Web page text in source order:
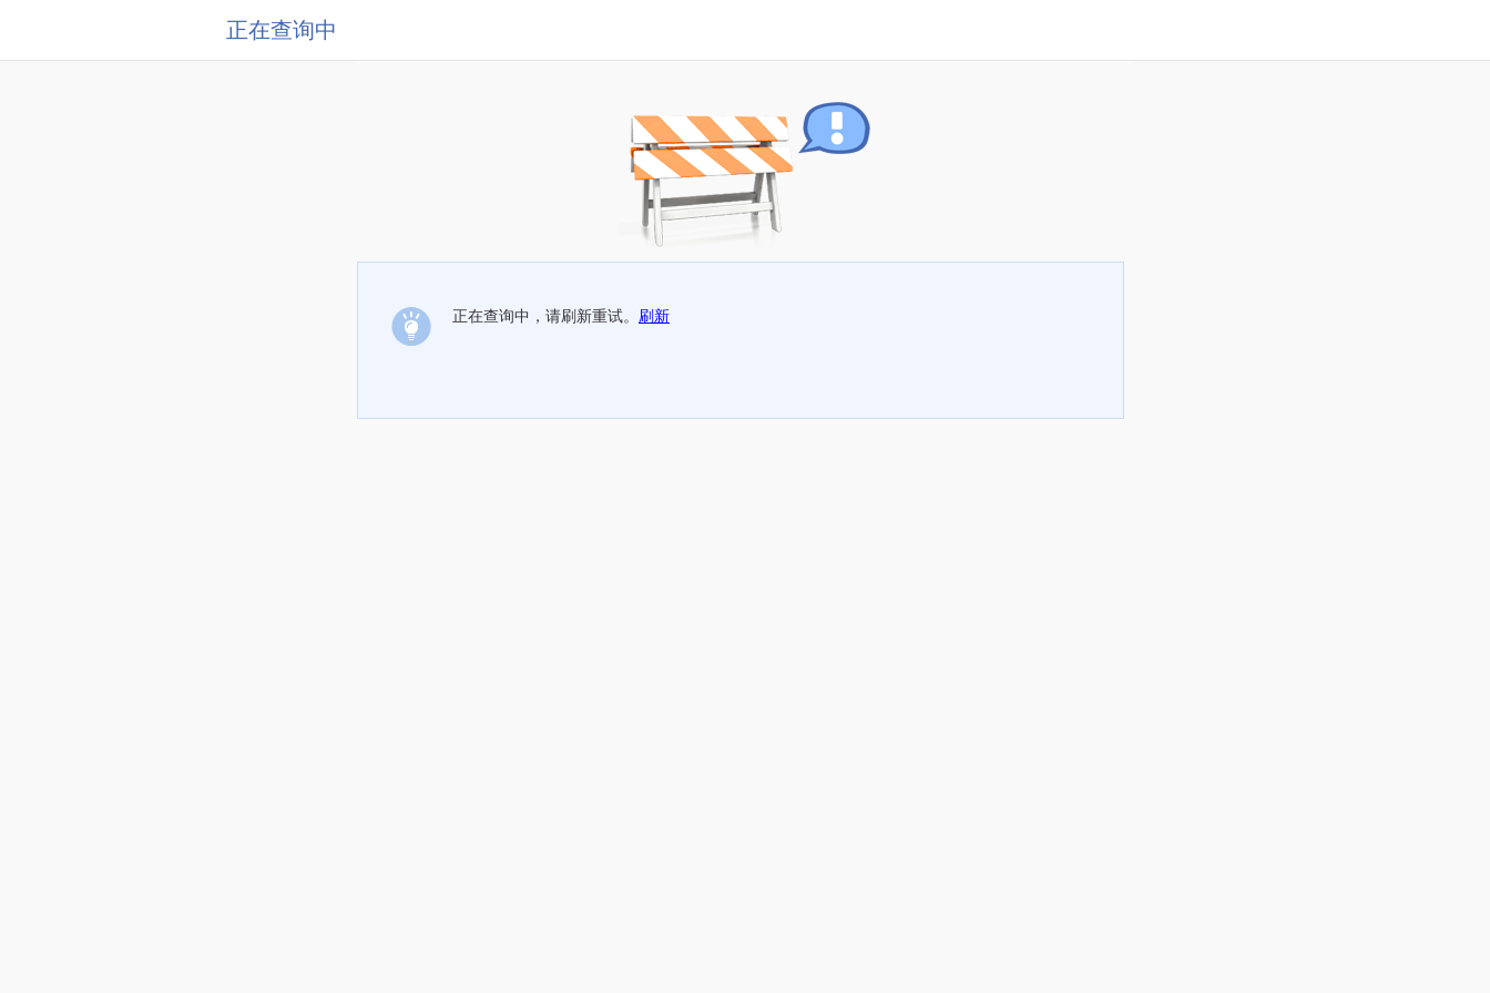
正在查询中
正在查询中，请刷新重试。 刷新